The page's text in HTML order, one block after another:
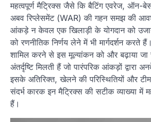
महत्वपूर्ण मैट्रिक्स जैसे कि बैटिंग एवरेज, ऑन-
अबव रिप्लेसमेंट (WAR) की गहन समझ की
आंकड़े न केवल एक खिलाड़ी के योगदान को
को रणनीतिक निर्णय लेने में भी मार्गदर्शन करते
शामिल करने से इस मूल्यांकन को और बढ़ाया
अंतर्दृष्टि मिलती हैं जो पारंपरिक आंकड़ों द्वारा
इसके अतिरिक्त, खेलने की परिस्थितियों और
संदर्भ कारक इन मैट्रिक्स की सटीक व्याख्या में
हैं।